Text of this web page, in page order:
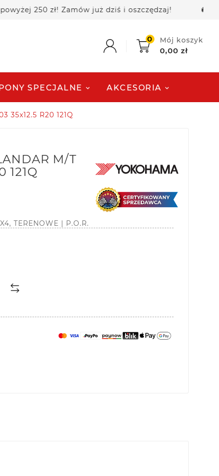
250 zł! Zamów już dziś i oszczędzaj! 🚚
0 Mój koszyk
0,00 zł
SPECJALNE AKCESORIA
35x12.5 R20 121Q
M/T
121Q
TERENOWE | P.O.R.